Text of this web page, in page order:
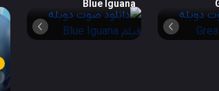
Blue Iguana